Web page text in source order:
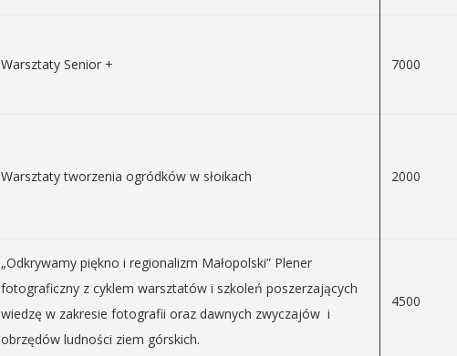
Warsztaty Senior + 7000
Warsztaty tworzenia ogródków w słoikach 2000
„Odkrywamy piękno i regionalizm Małopolski” Plener
fotograficzny z cyklem warsztatów i szkoleń poszerzających
wiedzę w zakresie fotografii oraz dawnych zwyczajów i
obrzędów ludności ziem górskich.
4500